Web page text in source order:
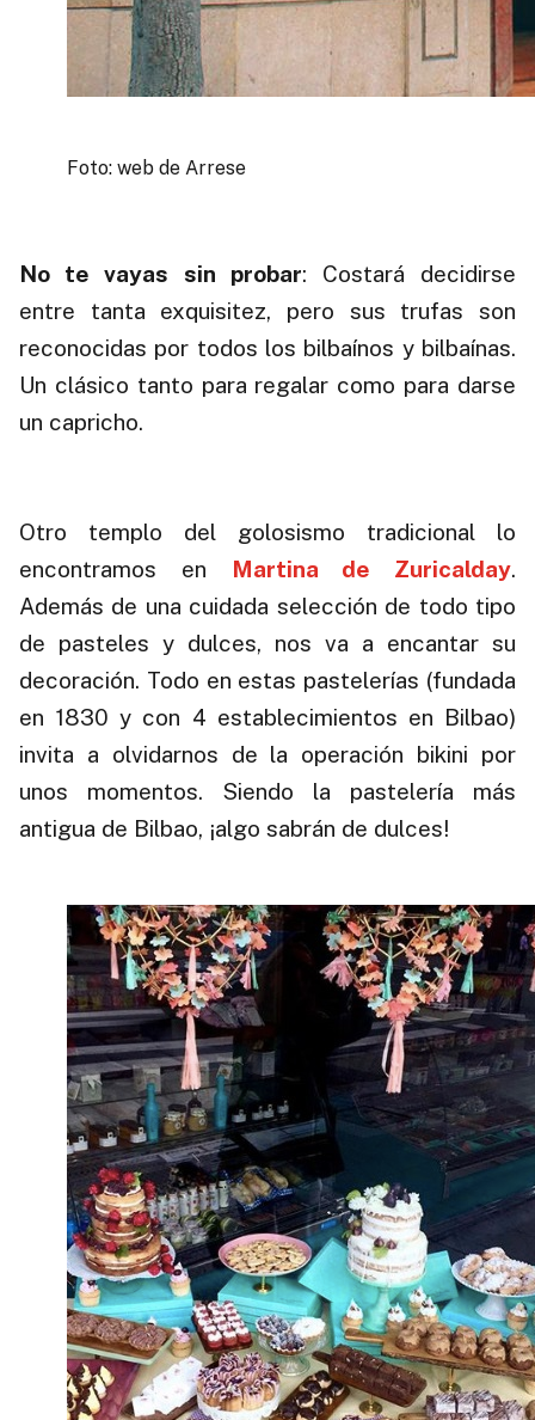
Foto: web de Arrese
No te vayas sin probar: Costará decidirse
entre tanta exquisitez, pero sus trufas son
reconocidas por todos los bilbaínos y bilbaínas.
Un clásico tanto para regalar como para darse
un capricho.
Otro templo del golosismo tradicional lo
encontramos en
Martina de Zuricalday.
Además de una cuidada selección de todo tipo
de pasteles y dulces, nos va a encantar su
decoración. Todo en estas pastelerías (fundada
en 1830 y con 4 establecimientos en Bilbao)
invita a olvidarnos de la operación bikini por
unos momentos. Siendo la pastelería más
antigua de Bilbao, ¡algo sabrán de dulces!